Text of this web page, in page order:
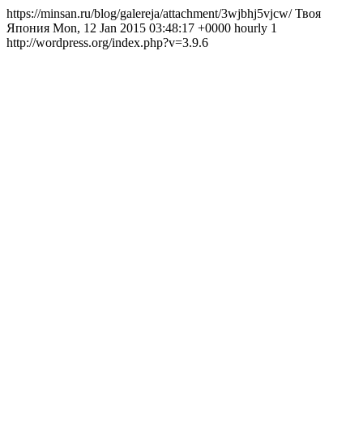
https://minsan.ru/blog/galereja/attachment/3wjbhj5vjcw/ Твоя
Япония Mon, 12 Jan 2015 03:48:17 +0000 hourly 1
http://wordpress.org/index.php?v=3.9.6